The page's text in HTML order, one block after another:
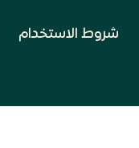
شروط الاستخدام